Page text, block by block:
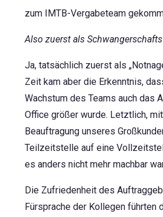
zum IMTB-Vergabeteam
Also zuerst als
Ja, tatsächlich zuerst als
Zeit kam aber die Erkenntnis,
Wachstum des Teams auch das
Office größer wurde. Letztlich,
Beauftragung unseres
Teilzeitstelle auf eine
es anders nicht mehr machbar
Die Zufriedenheit des
Fürsprache der Kollegen führten